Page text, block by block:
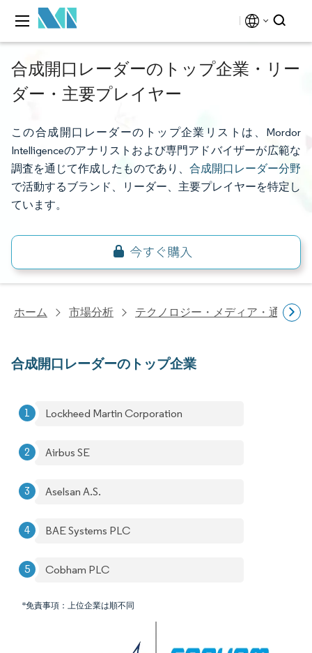
合成開口レーダーのトップ企業・リー
ダー・主要プレイヤー
この合成開口レーダーのトップ企業リストは、Mordor
Intelligenceのアナリストおよび専門アドバイザーが広範な
調査を通じて作成したものであり、 合成開口レーダー分野
で活動するブランド、リーダー、主要プレイヤーを特定し
ています。
ホーム 市場分析 テクノロジー・メディア・通信研
合成開口レーダーのトップ企業
Lockheed Martin Corporation
Airbus SE
Aselsan A.S.
BAE Systems PLC
Cobham PLC
*免責事項：上位企業は順不同